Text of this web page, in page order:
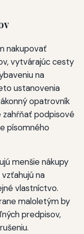
nakupovať
vytvárajúc cesty
na
ustanovenia
opatrovník
zahŕňať podpisové
písomného
menšie nákupy
na
vlastníctvo.
maloletým by
predpisov,